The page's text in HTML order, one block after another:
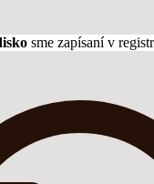
sme zapísaní v